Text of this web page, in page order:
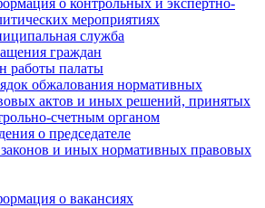
о контрольных и экспертно-
мероприятиях
служба
граждан
работы палаты
обжалования нормативных
актов и иных решений, принятых
счетным органом
о председателе
и иных нормативных правовых
о вакансиях